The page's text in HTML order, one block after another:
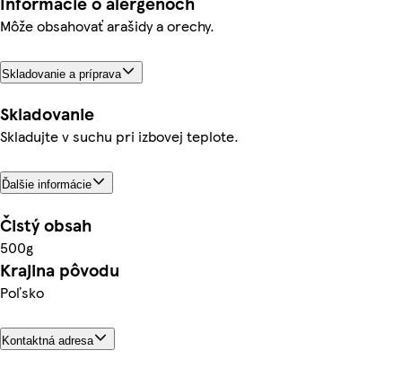
Môže obsahovať arašidy a orechy.
Skladovanie a príprava
Skladovanie
Skladujte v suchu pri izbovej teplote.
Ďalšie informácie
Čistý obsah
500g
Krajina pôvodu
Poľsko
Kontaktná adresa